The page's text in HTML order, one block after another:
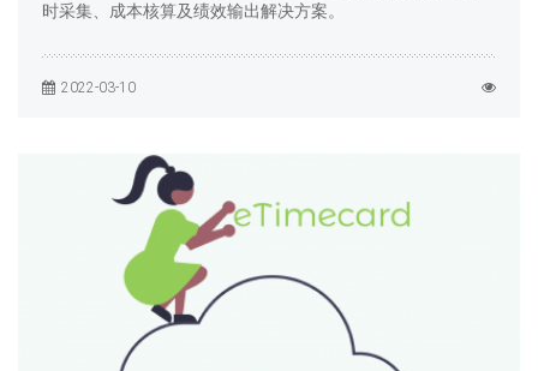
时采集、成本核算及绩效输出解决方案。
2022-03-10